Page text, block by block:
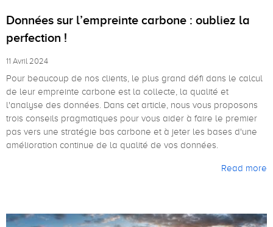
Données sur l’empreinte carbone : oubliez la
perfection !
11 Avril 2024
Pour beaucoup de nos clients, le plus grand défi dans le calcul
de leur empreinte carbone est la collecte, la qualité et
l'analyse des données. Dans cet article, nous vous proposons
trois conseils pragmatiques pour vous aider à faire le premier
pas vers une stratégie bas carbone et à jeter les bases d'une
amélioration continue de la qualité de vos données.
Read more